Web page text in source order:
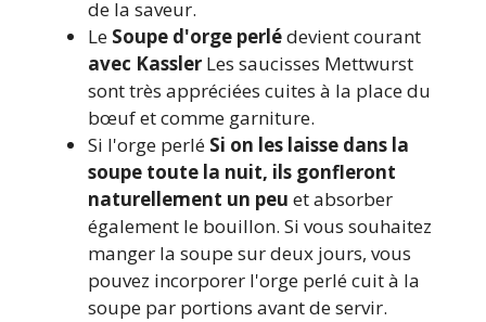
de la saveur.
Le Soupe d'orge perlédevient courant
avec Kassler Les saucisses Mettwurst
sont très appréciées cuites à la place du
bœuf et comme garniture.
Si l'orge perlé Si on les laisse dans la
soupe toute la nuit, ils gonfleront
naturellement un peu et absorber
également le bouillon. Si vous souhaitez
manger la soupe sur deux jours, vous
pouvez incorporer l'orge perlé cuit à la
soupe par portions avant de servir.